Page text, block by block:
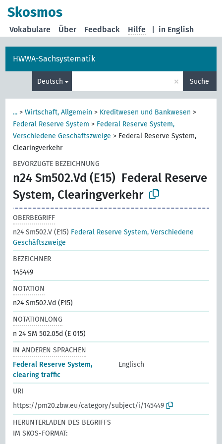
Skosmos
in English
Vokabulare Über Feedback Hilfe
HWWA-Sachsystematik
Deutsch × Suche
... >Wirtschaft, Allgemein > Kreditwesen und Bankwesen >
Federal Reserve System > Federal Reserve System,
Verschiedene Geschäftszweige > Federal Reserve System,
Clearingverkehr
BEVORZUGTE BEZEICHNUNG
n24 Sm502.Vd (E15) Federal Reserve
System, Clearingverkehr
OBERBEGRIFF
n24 Sm502.V (E15) Federal Reserve System, Verschiedene
Geschäftszweige
BEZEICHNER
145449
NOTATION
n24 Sm502.Vd (E15)
NOTATIONLONG
n 24 SM 502.05d (E 015)
IN ANDEREN SPRACHEN
Federal Reserve System,
clearing traffic
Englisch
URI
https://pm20.zbw.eu/category/subject/i/145449
HERUNTERLADEN DES BEGRIFFS
IM SKOS-FORMAT: